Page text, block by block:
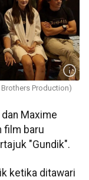
Brothers Production)
Maxime
film baru
"Gundik".
ketika ditawari